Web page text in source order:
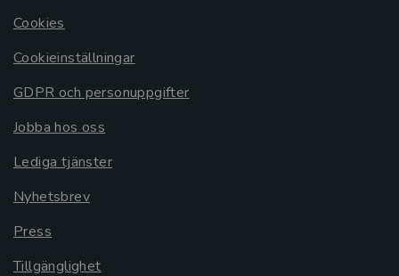
Cookies
Cookieinställningar
GDPR och personuppgifter
Jobba hos oss
Lediga tjänster
Nyhetsbrev
Press
Tillgänglighet